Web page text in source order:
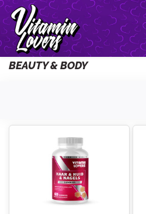
Back
BEAUTY & BODY